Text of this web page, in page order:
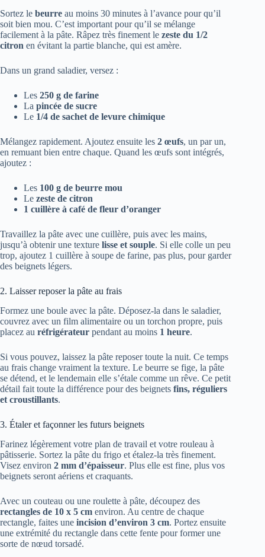
Sortez le beurre au moins 30 minutes à l’avance pour qu’il
soit bien mou. C’est important pour qu’il se mélange
facilement à la pâte. Râpez très finement le zeste du 1/2
citron en évitant la partie blanche, qui est amère.
Dans un grand saladier, versez :
Les 250 g de farine
La pincée de sucre
Le 1/4 de sachet de levure chimique
Mélangez rapidement. Ajoutez ensuite les 2 œufs, un par un,
en remuant bien entre chaque. Quand les œufs sont intégrés,
ajoutez :
Les 100 g de beurre mou
Le zeste de citron
1 cuillère à café de fleur d’oranger
Travaillez la pâte avec une cuillère, puis avec les mains,
jusqu’à obtenir une texture lisse et souple. Si elle colle un peu
trop, ajoutez 1 cuillère à soupe de farine, pas plus, pour garder
des beignets légers.
2. Laisser reposer la pâte au frais
Formez une boule avec la pâte. Déposez-la dans le saladier,
couvrez avec un film alimentaire ou un torchon propre, puis
placez au réfrigérateur pendant au moins 1 heure.
Si vous pouvez, laissez la pâte reposer toute la nuit. Ce temps
au frais change vraiment la texture. Le beurre se fige, la pâte
se détend, et le lendemain elle s’étale comme un rêve. Ce petit
détail fait toute la différence pour des beignets fins, réguliers
et croustillants.
3. Étaler et façonner les futurs beignets
Farinez légèrement votre plan de travail et votre rouleau à
pâtisserie. Sortez la pâte du frigo et étalez-la très finement.
Visez environ 2 mm d’épaisseur. Plus elle est fine, plus vos
beignets seront aériens et craquants.
Avec un couteau ou une roulette à pâte, découpez des
rectangles de 10 x 5 cm environ. Au centre de chaque
rectangle, faites une incision d’environ 3 cm. Portez ensuite
une extrémité du rectangle dans cette fente pour former une
sorte de nœud torsadé.